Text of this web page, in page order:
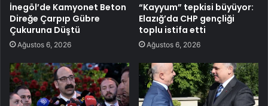
İnegöl’de Kamyonet Beton
Direğe Çarpıp Gübre
Çukuruna Düştü
Ağustos 6, 2026
“Kayyum” tepkisi büyüyor:
Elazığ’da CHP gençliği
toplu istifa etti
Ağustos 6, 2026